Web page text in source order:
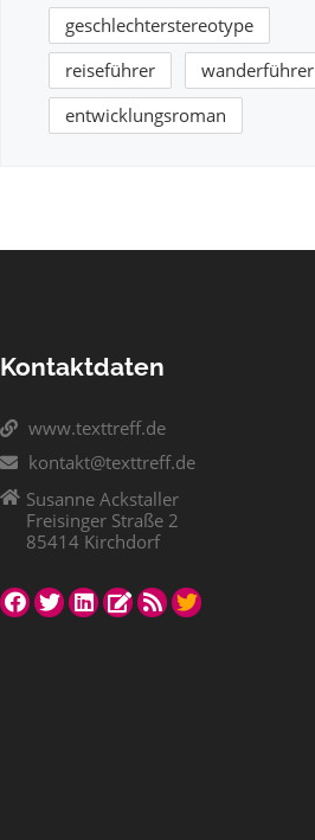
geschlechterstereotype
reiseführer
wanderführer
entwicklungsroman
Kontaktdaten
www.texttreff.de
kontakt@texttreff.de
Susanne Ackstaller
Freisinger Straße 2
85414 Kirchdorf